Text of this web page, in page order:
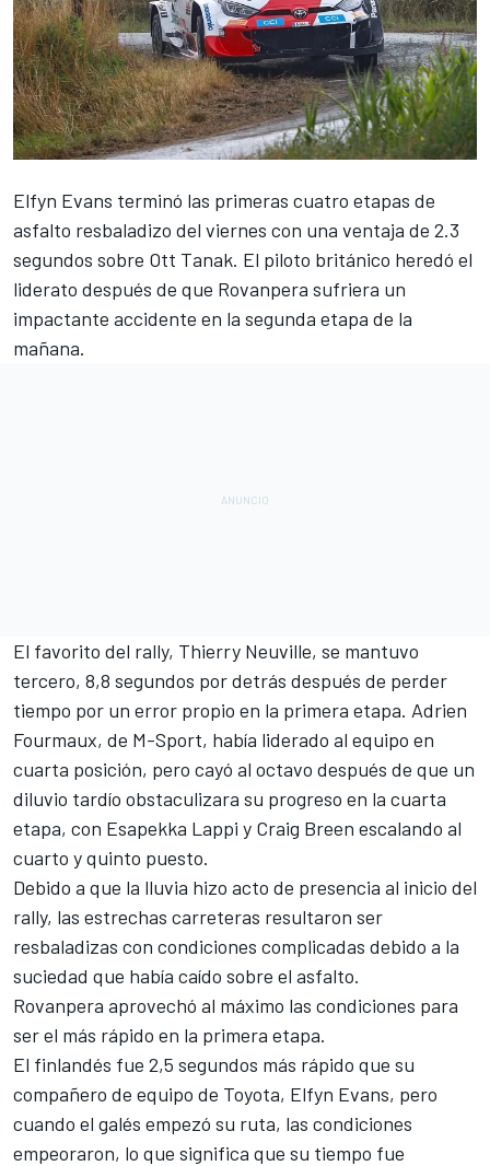
Elfyn Evans terminó las primeras cuatro etapas de
asfalto resbaladizo del viernes con una ventaja de 2.3
segundos sobre Ott Tanak. El piloto británico heredó el
liderato después de que Rovanpera sufriera un
impactante accidente en la segunda etapa de la
mañana.
El favorito del rally, Thierry Neuville, se mantuvo
tercero, 8,8 segundos por detrás después de perder
tiempo por un error propio en la primera etapa. Adrien
Fourmaux, de M-Sport, había liderado al equipo en
cuarta posición, pero cayó al octavo después de que un
diluvio tardío obstaculizara su progreso en la cuarta
etapa, con Esapekka Lappi y Craig Breen escalando al
cuarto y quinto puesto.
Debido a que la lluvia hizo acto de presencia al inicio del
rally, las estrechas carreteras resultaron ser
resbaladizas con condiciones complicadas debido a la
suciedad que había caído sobre el asfalto.
Rovanpera aprovechó al máximo las condiciones para
ser el más rápido en la primera etapa.
El finlandés fue 2,5 segundos más rápido que su
compañero de equipo de Toyota, Elfyn Evans, pero
cuando el galés empezó su ruta, las condiciones
empeoraron, lo que significa que su tiempo fue